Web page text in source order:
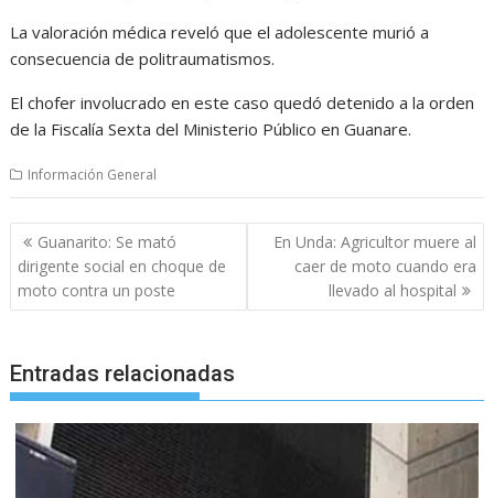
La valoración médica reveló que el adolescente murió a
consecuencia de politraumatismos.
El chofer involucrado en este caso quedó detenido a la orden
de la Fiscalía Sexta del Ministerio Público en Guanare.
Información General
Navegación
de
entradas
Guanarito: Se mató
dirigente social en choque de
moto contra un poste
En Unda: Agricultor muere al
caer de moto cuando era
llevado al hospital
Entradas relacionadas